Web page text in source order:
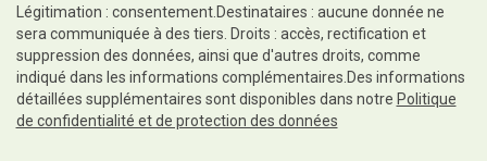
Légitimation : consentement.Destinataires : aucune donnée ne
sera communiquée à des tiers. Droits : accès, rectification et
suppression des données, ainsi que d'autres droits, comme
indiqué dans les informations complémentaires.Des informations
détaillées supplémentaires sont disponibles dans notre Politique
de confidentialité et de protection des données